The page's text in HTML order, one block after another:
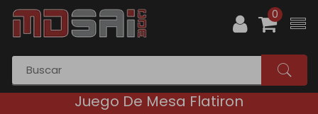
0
Juego De Mesa Flatiron